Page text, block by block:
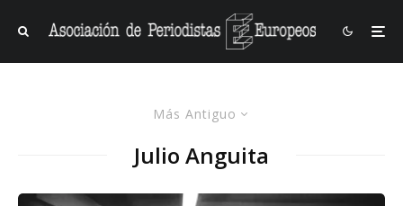
Más Antiguo
Julio Anguita